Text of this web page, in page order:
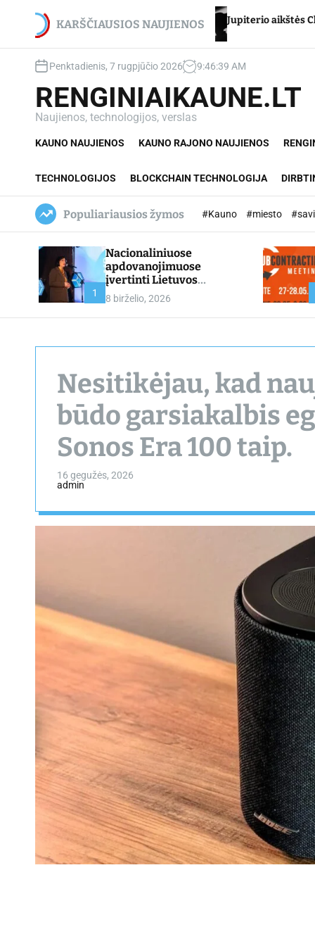
KARŠČIAUSIOS NAUJIENOS
– net du Jupiterio aikštės Chironas –
Penktadienis, 7 rugpjūčio 2026 9:46:40 AM
RENGINIAIKAUNE.LT
Naujienos, technologijos, verslas
KAUNO NAUJIENOS KAUNO RAJONO NAUJIENOS
TECHNOLOGIJOS BLOCKCHAIN TECHNOLOGIJA
Populiariausios žymos #Kauno #miesto
1
Nacionaliniuose
apdovanojimuose
įvertinti Lietuvos
profesinio mokymo
lyderiai
8 birželio, 2026
Nesitikėjau, kad
būdo garsiakalbis
Sonos Era 100 taip.
16 gegužės, 2026
admin